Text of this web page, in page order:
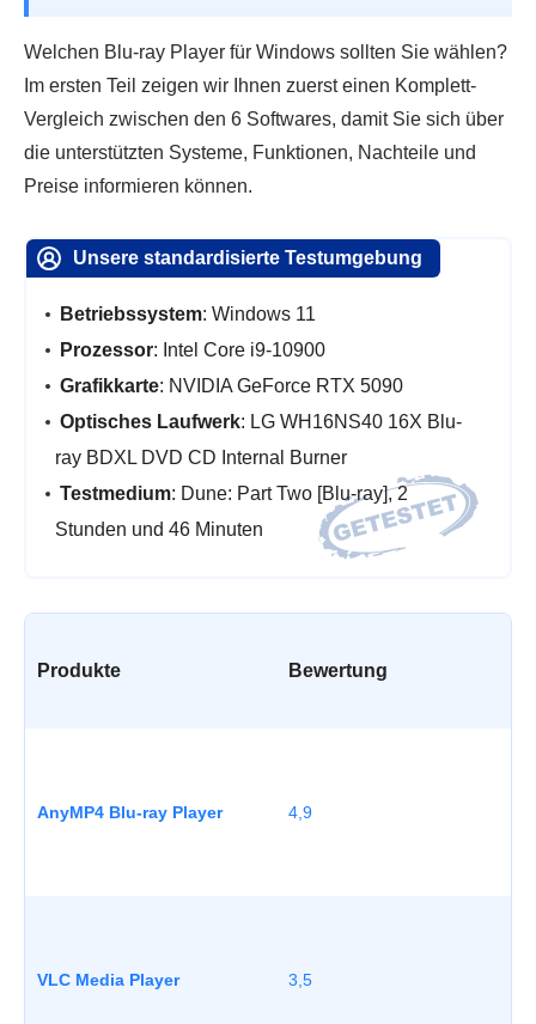
Welchen Blu-ray Player für Windows sollten Sie wählen?
Im ersten Teil zeigen wir Ihnen zuerst einen Komplett-
Vergleich zwischen den 6 Softwares, damit Sie sich über
die unterstützten Systeme, Funktionen, Nachteile und
Preise informieren können.
Unsere standardisierte Testumgebung
Betriebssystem: Windows 11
Prozessor: Intel Core i9-10900
Grafikkarte: NVIDIA GeForce RTX 5090
Optisches Laufwerk: LG WH16NS40 16X Blu-
ray BDXL DVD CD Internal Burner
Testmedium: Dune: Part Two [Blu-ray], 2
Stunden und 46 Minuten
Produkte Bewertung
AnyMP4 Blu-ray Player 4,9
VLC Media Player 3,5